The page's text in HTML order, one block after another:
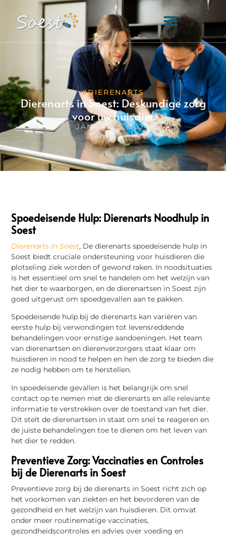
#DIERENARTS
Dierenarts in Soest: Deskundige zorg
voor uw huisdier
JANUARI 5, 2024
Spoedeisende Hulp: Dierenarts Noodhulp in
Soest
Dierenarts in Soest, De dierenarts spoedeisende hulp in
Soest biedt cruciale ondersteuning voor huisdieren die
plotseling ziek worden of gewond raken. In noodsituaties
is het essentieel om snel te handelen om het welzijn van
het dier te waarborgen, en de dierenartsen in Soest zijn
goed uitgerust om spoedgevallen aan te pakken.
Spoedeisende hulp bij de dierenarts kan variëren van
eerste hulp bij verwondingen tot levensreddende
behandelingen voor ernstige aandoeningen. Het team
van dierenartsen en dierenverzorgers staat klaar om
huisdieren in nood te helpen en hen de zorg te bieden die
ze nodig hebben om te herstellen.
In spoedeisende gevallen is het belangrijk om snel
contact op te nemen met de dierenarts en alle relevante
informatie te verstrekken over de toestand van het dier.
Dit stelt de dierenartsen in staat om snel te reageren en
de juiste behandelingen toe te dienen om het leven van
het dier te redden.
Preventieve Zorg: Vaccinaties en Controles
bij de Dierenarts in Soest
Preventieve zorg bij de dierenarts in Soest richt zich op
het voorkomen van ziekten en het bevorderen van de
gezondheid en het welzijn van huisdieren. Dit omvat
onder meer routinematige vaccinaties,
gezondheidscontroles en advies over voeding en